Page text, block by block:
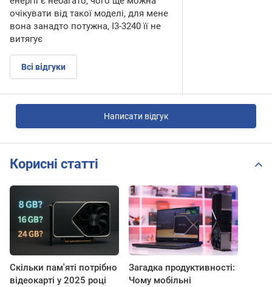
очікувати від такої моделі, для мене
вона занадто потужна, I3-3240 її не
витягує
Всі відгуки
Написати відгук
Корисні статті
Скільки пам'яті потрібно
відеокарті у 2025 році
Загадка продуктивності:
Чому мобільні